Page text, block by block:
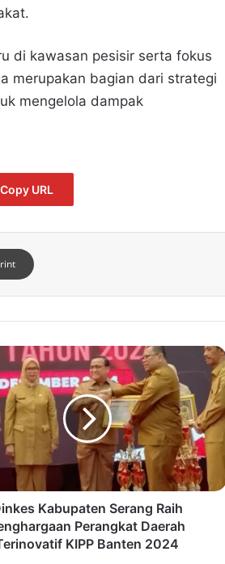
di kawasan pesisir serta fokus
merupakan bagian dari strategi
mengelola dampak
Copy URL
Kabupaten Serang Raih
Perangkat Daerah
KIPP Banten 2024